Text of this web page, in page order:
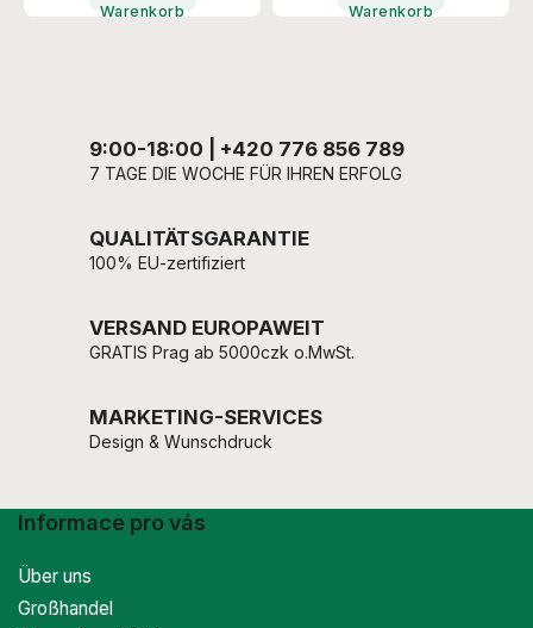
Warenkorb Warenkorb
9:00-18:00 | +420 776 856 789
7 TAGE DIE WOCHE FÜR IHREN ERFOLG
QUALITÄTSGARANTIE
100% EU-zertifiziert
VERSAND EUROPAWEIT
GRATIS Prag ab 5000czk o.MwSt.
MARKETING-SERVICES
Design & Wunschdruck
Informace pro vás
Über uns
Großhandel